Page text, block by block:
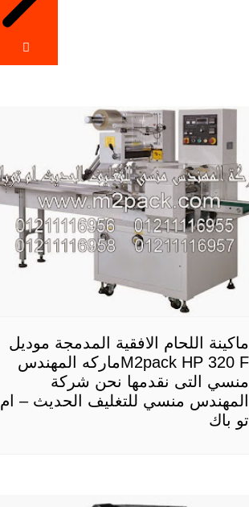
ماكينة اللحام الافقية المدمجة موديل
M2pack HP 320 Fماركه المهندس
منسي التى نقدمها نحن شركة
المهندس منسي للتغليف الحديث – ام
تو باك